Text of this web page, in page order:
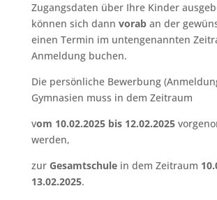
Zugangsdaten über Ihre Kinder
können sich dann vorab an der
einen Termin im untengenannten
Anmeldung buchen.
Die persönliche Bewerbung
Gymnasien muss in dem Zeitraum
vom 10.02.2025 bis 12.02.2025
werden,
zur Gesamtschulein dem Zeitraum
13.02.2025.